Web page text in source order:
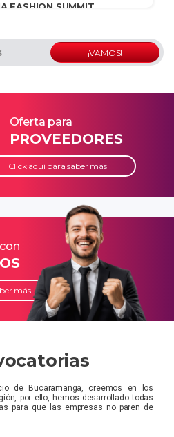
FASHION SUMMIT
¡VAMOS!
Oferta para
PROVEEDORES
Click aquí para saber más
más
de Bucaramanga, creemos en los
por ello, hemos desarrollado todas
para que las empresas no paren de